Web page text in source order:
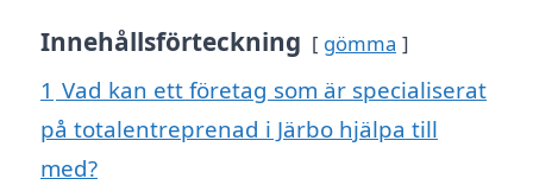
Innehållsförteckning gömma
1 Vad kan ett företag som är specialiserat
på totalentreprenad i Järbo hjälpa till
med?